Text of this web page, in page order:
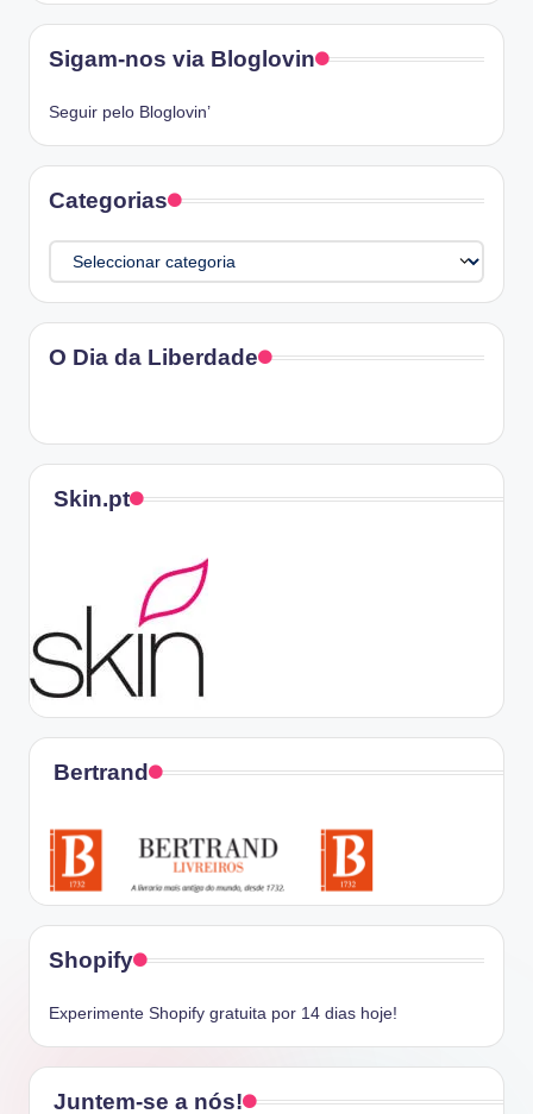
Sigam-nos via Bloglovin
Seguir pelo Bloglovin’
Categorias
Categorias
O Dia da Liberdade
Skin.pt
Bertrand
Shopify
Experimente Shopify gratuita por 14 dias hoje!
Juntem-se a nós!